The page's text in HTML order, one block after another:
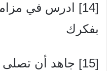
[14] ادرس في مزاميرك وصلى
بفكرك
[15] جاهد أن تصلى دائما ببكاء لعل